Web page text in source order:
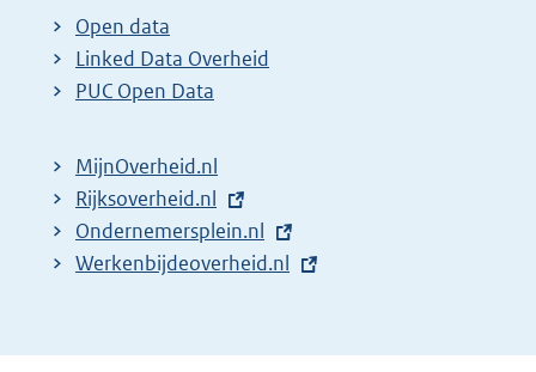
t
e
r
l
i
n
k
Open data
Linked Data Overheid
PUC Open Data
MijnOverheid.nl
E
x
t
n
Rijksoverheid.nl
E
x
r
Ondernemersplein.nl
E
e
Werkenbijdeoverheid.nl